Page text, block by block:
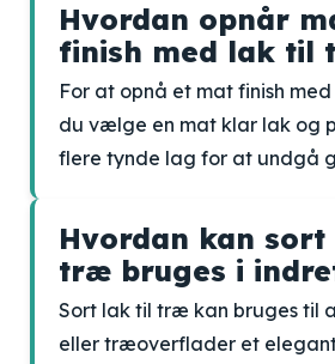
Hvordan opnår
finish med lak til
For at opnå et mat finish
du vælge en mat klar lak og
flere tynde lag for at undgå
Hvordan kan
træ bruges i
Sort lak til træ kan bruges til
eller træoverflader et